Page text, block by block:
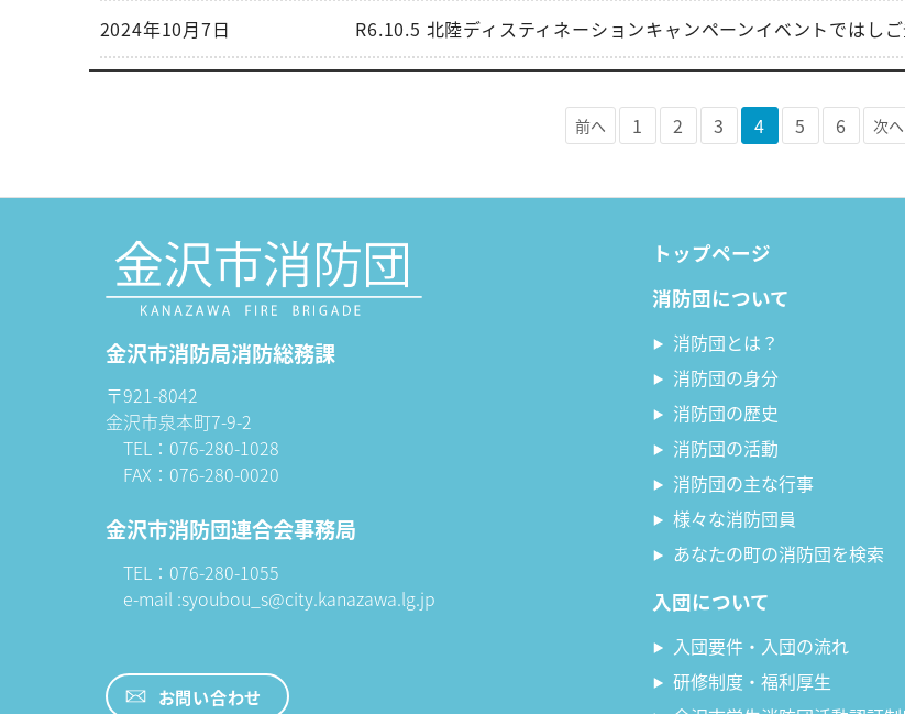
2024年10月7日 R6.10.5 北陸ディスティネーションキャンペーンイベントではし
前へ 1 2 3 4 5 6 次へ
金沢市消防局消防総務課
〒921-8042
金沢市泉本町7-9-2
TEL：076-280-1028
FAX：076-280-0020
金沢市消防団連合会事務局
TEL：076-280-1055
e-mail :syoubou_s@city.kanazawa.lg.jp
お問い合わせ
トップページ
消防団について
消防団とは？
消防団の身分
消防団の歴史
消防団の活動
消防団の主な行事
様々な消防団員
あなたの町の消防団を検索
入団について
入団要件・入団の流れ
研修制度・福利厚生